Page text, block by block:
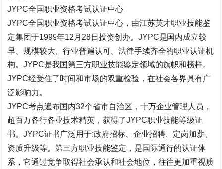
JYPC全国职业资格考试认证中心
JYPC全国职业资格考试认证中心，由江苏英才职业技能鉴
定集团于1999年12 月 28日投资创办。JYPC是国内成立较
早、规模较大、行业普遍认可、法律手续齐全的职业认证机
构。JYPC是我国第三方职业技能鉴定领域的旗帜和榜样。
JYPC经受住了时间和市场的双重检验，在社会各界具有广
泛影响力。
JYPC考点遍布国内32个省市自治区，十万企业管理人员，
超百万各行各业技术精英，获得了JYPC职业技能等级证
书。JYPC证书广泛用于:政府招标、企业招聘、定岗加薪、
资质升级等。第三方职业技能鉴定，是国际通行的认证体
系，它通过竞争取得社会承认和社会地位，往往更加重视质